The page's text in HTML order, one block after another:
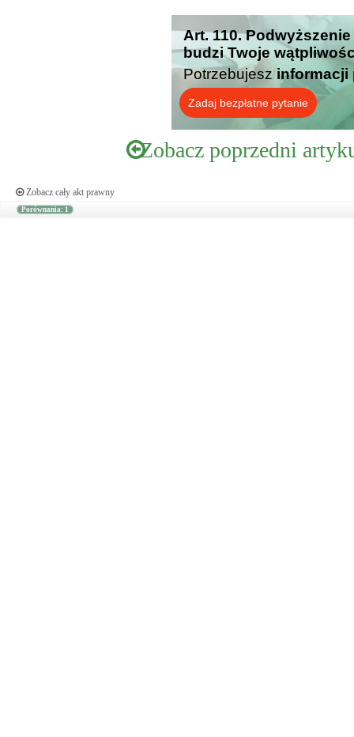
Art. 110.
budzi Twoje
Potrzebujesz informacji
Zadaj bezpłatne pytanie
Zobacz poprzedni
Zobacz cały akt prawny
Porównania: 1